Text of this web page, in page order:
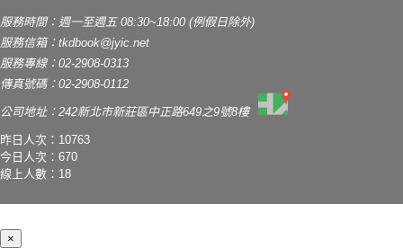
服務時間：週一至週五 08:30~18:00 (例假日除外)
服務信箱： tkdbook@jyic.net
服務專線：02-2908-0313
傳真號碼：02-2908-0112
公司地址：242新北市新莊區中正路649之9號8樓
昨日人次：10763
今日人次：670
線上人數：18
×